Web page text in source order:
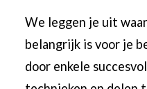
We leggen je uit
belangrijk is voor je
door enkele